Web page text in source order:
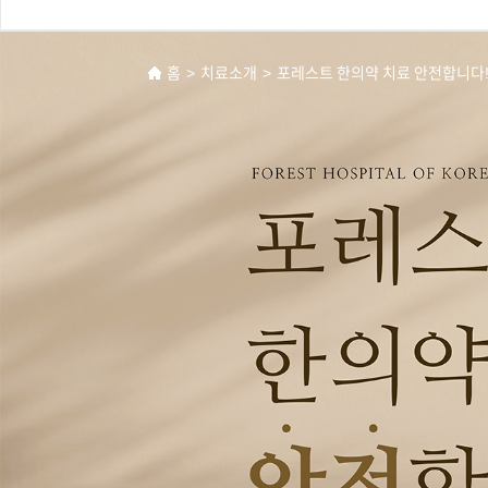
홈 > 치료소개 > 포레스트 한의약 치료 안전합니다